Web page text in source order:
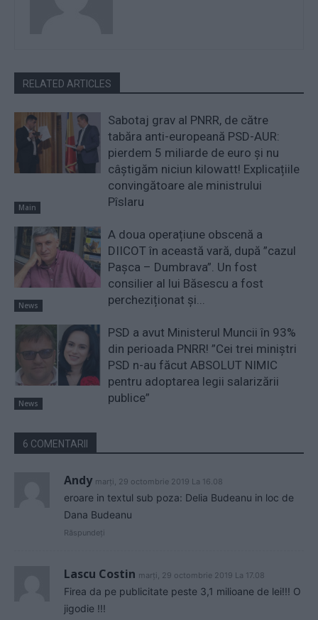
RELATED ARTICLES
Main
Sabotaj grav al PNRR, de către
tabăra anti-europeană PSD-AUR:
pierdem 5 miliarde de euro și nu
câștigăm niciun kilowatt! Explicațiile
convingătoare ale ministrului
Pîslaru
News
A doua operațiune obscenă a
DIICOT în această vară, după ”cazul
Pașca – Dumbrava”. Un fost
consilier al lui Băsescu a fost
percheziționat și...
News
PSD a avut Ministerul Muncii în 93%
din perioada PNRR! ”Cei trei miniştri
PSD n-au făcut ABSOLUT NIMIC
pentru adoptarea legii salarizării
publice”
6 COMENTARII
Andy marți, 29 octombrie 2019 La 16.08
eroare in textul sub poza: Delia Budeanu in loc de
Dana Budeanu
Răspundeți
Lascu Costin marți, 29 octombrie 2019 La 17.08
Firea da pe publicitate peste 3,1 milioane de lei!!! O
jigodie !!!